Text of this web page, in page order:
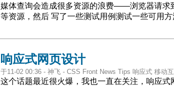
媒体查询会造成很多资源的浪费——浏览器请求
等资源，然后 写了一些测试用例测试一些可用方
响应式网页设计
于11-02 00:36 - 神飞 - CSS Front News Tips 响应式 移动
这个话题最近很火爆，我也一直在关注，响应式